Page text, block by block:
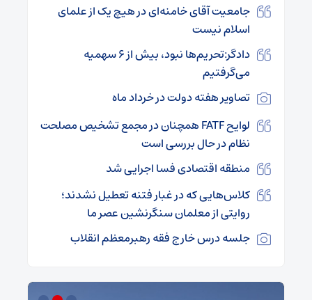
جامعیت آقای خامنه‌ای در هیچ یک از علمای
اسلام نیست
دادگر:تحریم‌ها نبود، بیش از 6 سهمیه
می‌گرفتیم
تصاویر هفته دولت در خرداد ماه
لوایح FATF همچنان در مجمع تشخیص مصلحت
نظام در حال بررسی است
منطقه اقتصادی فسا اجرایی شد
کلاس‌هایی که در غبار فتنه تعطیل نشدند؛
روایتی از معلمان سنگرنشین عصر ما
جلسه درس خارج فقه رهبرمعظم انقلاب